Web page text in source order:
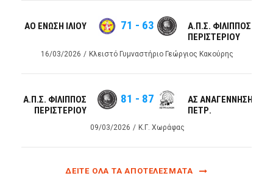
ΑΟ ΕΝΩΣΗ ΙΛΙΟΥ 71 - 63
Α.Π.Σ. ΦΙΛΙΠΠΟΣ
ΠΕΡΙΣΤΕΡΙΟΥ
16/03/2026 Κλειστό Γυμναστήριο Γεώργιος Κακούρης
Α.Π.Σ. ΦΙΛΙΠΠΟΣ
ΠΕΡΙΣΤΕΡΙΟΥ
81 - 87
ΑΣ ΑΝΑΓΕΝΝΗΣΗ
ΠΕΤΡ.
09/03/2026 Κ.Γ. Χωράφας
ΔΕΊΤΕ ΌΛΑ ΤΑ ΑΠΟΤΕΛΈΣΜΑΤΑ